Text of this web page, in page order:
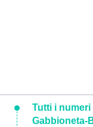
Tutti i
Gabbioneta-